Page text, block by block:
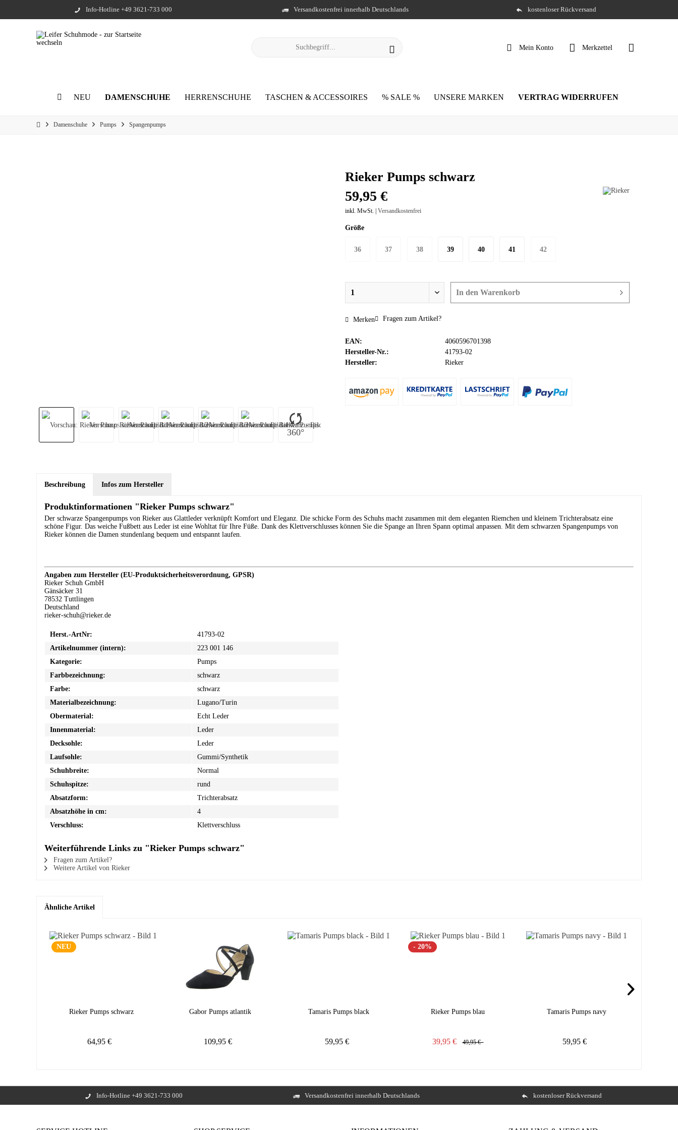
Info-Hotline +49 3621-733 000 Versandkostenfrei innerhalb Deutschlands kostenloser Rückversand
Merkzettel
Mein Konto
NEU DAMENSCHUHE HERRENSCHUHE TASCHEN & ACCESSOIRES % SALE % UNSERE MARKEN VERTRAG WIDERRUFEN
Damenschuhe Pumps Spangenpumps
360°
Rieker Pumps schwarz
59,95 €
inkl. MwSt. | Versandkostenfrei
Größe
36 37 38 39 40 41 42
In den Warenkorb
Merken Fragen zum Artikel?
EAN:
4060596701398
Hersteller-Nr.:
41793-02
Hersteller:
Rieker
Beschreibung Infos zum Hersteller
Produktinformationen "Rieker Pumps schwarz"
Der schwarze Spangenpumps von Rieker aus Glattleder verknüpft Komfort und Eleganz. Die schicke Form des Schuhs macht zusammen mit dem eleganten Riemchen und kleinem Trichterabsatz eine
schöne Figur. Das weiche Fußbett aus Leder ist eine Wohltat für Ihre Füße. Dank des Klettverschlusses können Sie die Spange an Ihren Spann optimal anpassen. Mit dem schwarzen Spangenpumps von
Rieker können die Damen stundenlang bequem und entspannt laufen.
Angaben zum Hersteller (EU-Produktsicherheitsverordnung, GPSR)
Rieker Schuh GmbH
Gänsäcker 31
78532 Tuttlingen
Deutschland
rieker-schuh@rieker.de
Herst.-ArtNr:
41793-02
Artikelnummer (intern):
223 001 146
Kategorie:
Pumps
Farbbezeichnung:
schwarz
Farbe:
schwarz
Materialbezeichnung:
Lugano/Turin
Obermaterial:
Echt Leder
Innenmaterial:
Leder
Decksohle:
Leder
Laufsohle:
Gummi/Synthetik
Schuhbreite:
Normal
Schuhspitze:
rund
Absatzform:
Trichterabsatz
Absatzhöhe in cm:
4
Verschluss:
Klettverschluss
Weiterführende Links zu "Rieker Pumps schwarz"
Fragen zum Artikel?
Weitere Artikel von Rieker
Ähnliche Artikel
NEU
Rieker Pumps schwarz
64,95 €
Gabor Pumps atlantik
109,95 €
Tamaris Pumps black
59,95 €
- 20%
Rieker Pumps blau
39,95 € 49,95 €
Tamaris Pumps navy
59,95 €
Info-Hotline +49 3621-733 000 Versandkostenfrei innerhalb Deutschlands kostenloser Rückversand